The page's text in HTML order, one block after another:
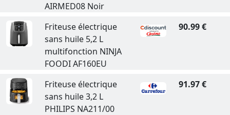
AIRMED08 Noir
Friteuse électrique
sans huile 5,2 L
multifonction NINJA
FOODI AF160EU
90.99 €
Friteuse électrique
sans huile 3,2 L
PHILIPS NA211/00
91.97 €